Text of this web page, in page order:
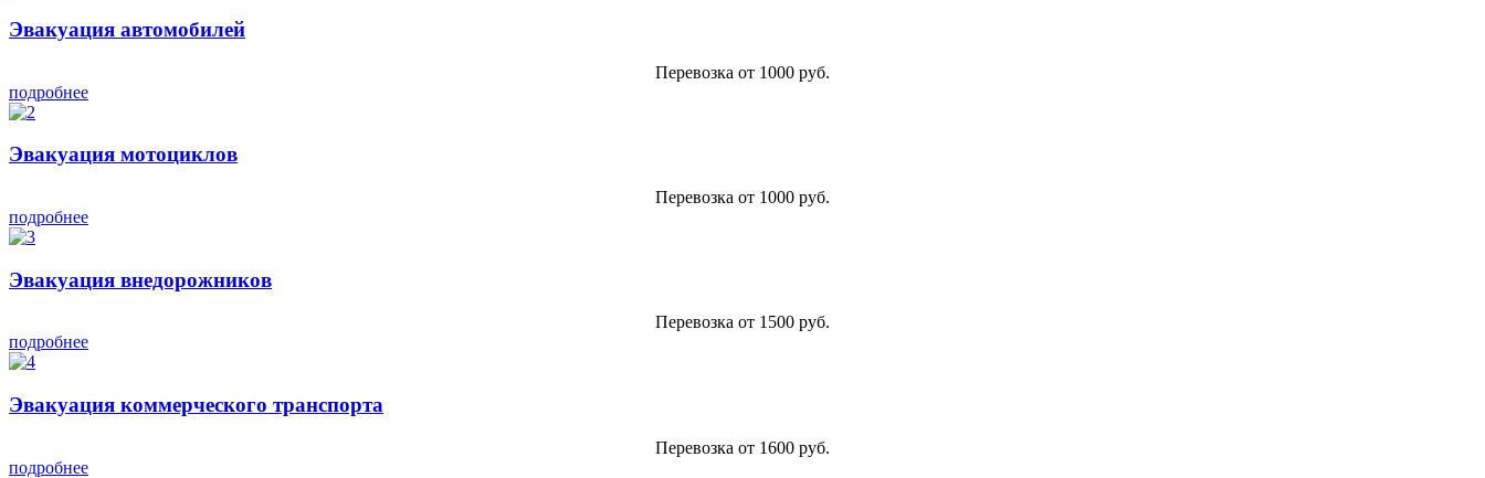
Эвакуация автомобилей
Перевозка от 1000 руб.
подробнее
Эвакуация мотоциклов
Перевозка от 1000 руб.
подробнее
Эвакуация внедорожников
Перевозка от 1500 руб.
подробнее
Эвакуация коммерческого транспорта
Перевозка от 1600 руб.
подробнее